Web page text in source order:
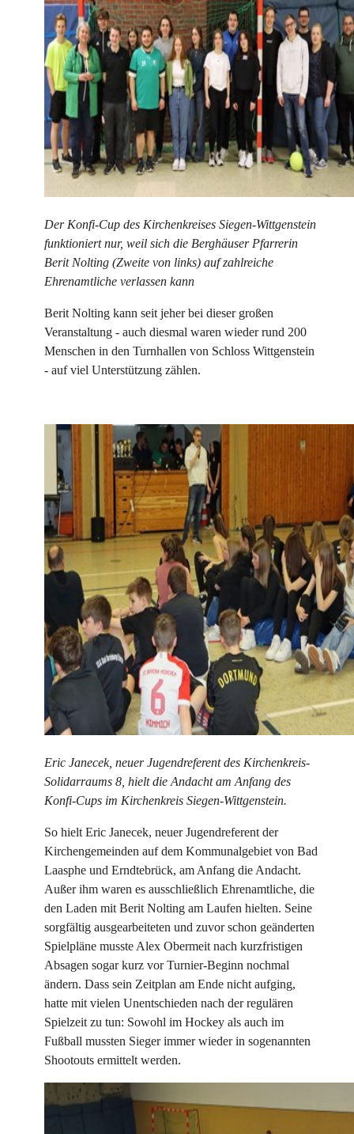
Der Konfi-Cup des Kirchenkreises Siegen-Wittgenstein
funktioniert nur, weil sich die Berghäuser Pfarrerin
Berit Nolting (Zweite von links) auf zahlreiche
Ehrenamtliche verlassen kann
Berit Nolting kann seit jeher bei dieser großen
Veranstaltung - auch diesmal waren wieder rund 200
Menschen in den Turnhallen von Schloss Wittgenstein
- auf viel Unterstützung zählen.
Eric Janecek, neuer Jugendreferent des Kirchenkreis-
Solidarraums 8, hielt die Andacht am Anfang des
Konfi-Cups im Kirchenkreis Siegen-Wittgenstein.
So hielt Eric Janecek, neuer Jugendreferent der
Kirchengemeinden auf dem Kommunalgebiet von Bad
Laasphe und Erndtebrück, am Anfang die Andacht.
Außer ihm waren es ausschließlich Ehrenamtliche, die
den Laden mit Berit Nolting am Laufen hielten. Seine
sorgfältig ausgearbeiteten und zuvor schon geänderten
Spielpläne musste Alex Obermeit nach kurzfristigen
Absagen sogar kurz vor Turnier-Beginn nochmal
ändern. Dass sein Zeitplan am Ende nicht aufging,
hatte mit vielen Unentschieden nach der regulären
Spielzeit zu tun: Sowohl im Hockey als auch im
Fußball mussten Sieger immer wieder in sogenannten
Shootouts ermittelt werden.